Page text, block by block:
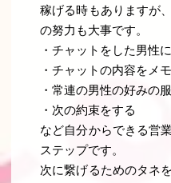
稼げる時もありますが
の努力も大事です。
・チャットをした男性
・チャットの内容をメ
・常連の男性の好みの
・次の約束をする
など自分からできる営
ステップです。
次に繋げるためのタネ